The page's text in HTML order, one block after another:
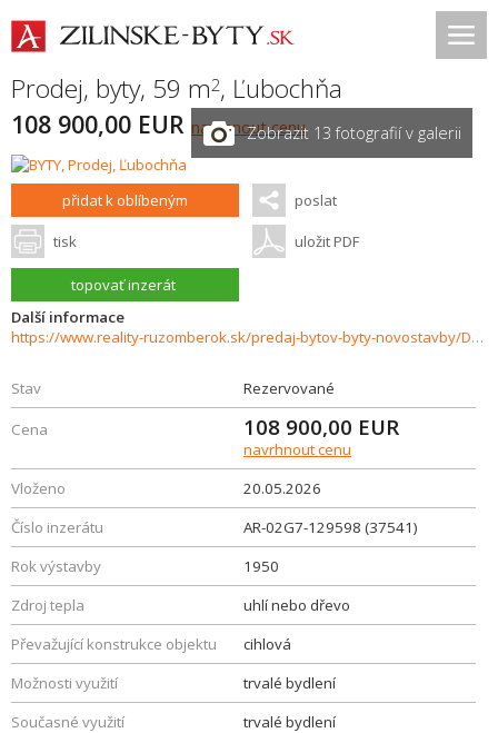
Prodej, byty, 59 m2, Ľubochňa
108 900,00 EUR navrhnout cenuZobrazit 13 fotografií v galerii
přidat k oblíbeným poslat
tisk uložit PDF
topovať inzerát
Další informace
https://www.reality-ruzomberok.sk/predaj-bytov-byty-novostavby/Dvojizbovy-byt-v-objati-prirody-37541/?utm_source=areality&utm_medium=xml&utm_term=37541&utm_content=byt&utm_campaign=portaly
Stav Rezervované
Cena 108 900,00 EUR
navrhnout cenu
Vloženo
20.05.2026
Číslo inzerátu
AR-02G7-129598 (37541)
Rok výstavby
1950
Zdroj tepla
uhlí nebo dřevo
Převažující konstrukce objektu
cihlová
Možnosti využití
trvalé bydlení
Současné využití
trvalé bydlení